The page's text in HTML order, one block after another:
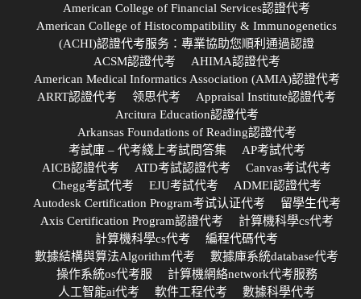
American College of Financial Services認證代考
American College of Histocompatibility & Immunogenetics
(ACHI)認證代考服务：專業協助您順利通過認證
ACSM認證代考
AHIMA認證代考
American Medical Informatics Association (AMIA)認證代考
ARRT認證代考
领思代考
Appraisal Institute認證代考
Arcitura Education認證代考
Arkansas Foundations of Reading認證代考
考試庫 – 代考綫上考試問答集
AP考試代考
AICB認證代考
ATD考試認證代考
Canvas考试代考
Chegg考試代考
EJU考試代考
ADMEI認證代考
Autodesk Certification Program考试认证代考
留學生代考
Axis Certification Program認證代考
計算機科學cs代考
計算機科學cs代考
編程代碼代考
數據結構與算法Algorithm代考
數據庫系統database代考
操作系統os代考服
計算機網絡network代考服務
人工智能ai代考
軟件工程代考
數據科學代考